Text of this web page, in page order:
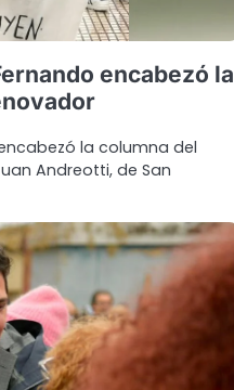
encabezó la
la columna del
Andreotti, de San